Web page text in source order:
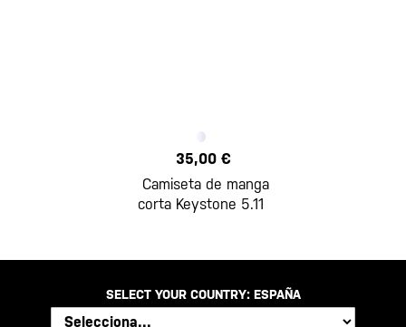
35,00 €
Camiseta de manga
corta Keystone 5.11
SELECT YOUR COUNTRY: ESPAÑA